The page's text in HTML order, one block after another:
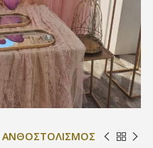
ΑΝΘΟΣΤΟΛΙΣΜΟΣ